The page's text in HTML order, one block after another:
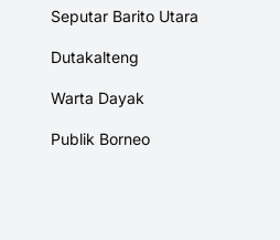
Seputar Barito Utara
Dutakalteng
Warta Dayak
Publik Borneo